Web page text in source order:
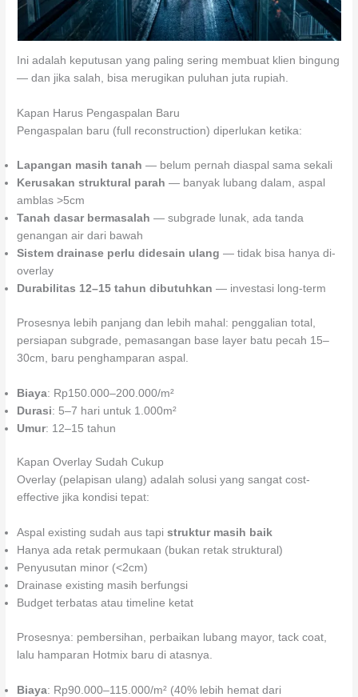
Ini adalah keputusan yang paling sering membuat klien bingung
— dan jika salah, bisa merugikan puluhan juta rupiah.
Kapan Harus Pengaspalan Baru
Pengaspalan baru (full reconstruction) diperlukan ketika:
Lapangan masih tanah — belum pernah diaspal sama sekali
Kerusakan struktural parah — banyak lubang dalam, aspal
amblas >5cm
Tanah dasar bermasalah — subgrade lunak, ada tanda
genangan air dari bawah
Sistem drainase perlu didesain ulang — tidak bisa hanya di-
overlay
Durabilitas 12–15 tahun dibutuhkan — investasi long-term
Prosesnya lebih panjang dan lebih mahal: penggalian total,
persiapan subgrade, pemasangan base layer batu pecah 15–
30cm, baru penghamparan aspal.
Biaya: Rp150.000–200.000/m²
Durasi: 5–7 hari untuk 1.000m²
Umur: 12–15 tahun
Kapan Overlay Sudah Cukup
Overlay (pelapisan ulang) adalah solusi yang sangat cost-
effective jika kondisi tepat:
Aspal existing sudah aus tapistruktur masih baik
Hanya ada retak permukaan (bukan retak struktural)
Penyusutan minor (<2cm)
Drainase existing masih berfungsi
Budget terbatas atau timeline ketat
Prosesnya: pembersihan, perbaikan lubang mayor, tack coat,
lalu hamparan Hotmix baru di atasnya.
Biaya: Rp90.000–115.000/m² (40% lebih hemat dari